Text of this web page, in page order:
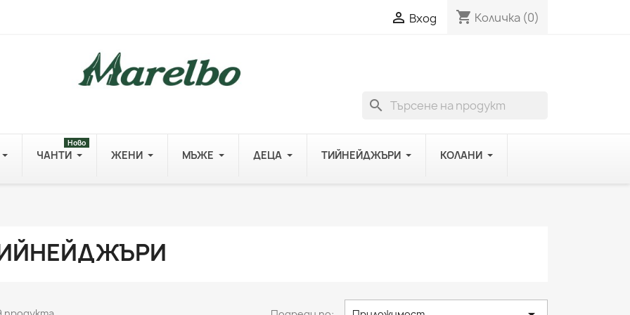
 Вход shopping_cart Количка (0)
search
ЧАНТИ
Ново
ЖЕНИ МЪЖЕ ДЕЦА ТИЙНЕЙДЖЪРИ КОЛАНИ